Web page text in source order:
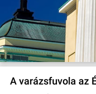
A varázsfuvola az